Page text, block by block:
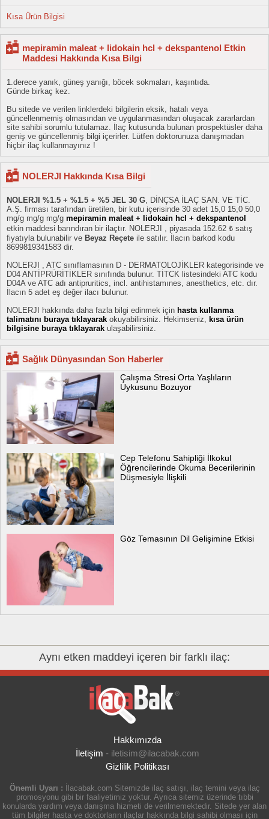
Kısa Ürün Bilgisi
mepiramin maleat + lidokain hcl + dekspantenol Etkin
Maddesi Hakkında Kısa Bilgi
1.derece yanık, güneş yanığı, böcek sokmaları, kaşıntıda.
Günde birkaç kez.
Bu sitede ve verilen linklerdeki bilgilerin eksik, hatalı veya
güncellenmemiş olmasından ve uygulanmasından oluşacak zararlardan
site sahibi sorumlu tutulamaz. İlaç kutusunda bulunan prospektüsler daha
geniş ve güncellenmiş bilgi içerirler. Lütfen doktorunuza danışmadan
hiçbir ilaç kullanmayınız !
NOLERJI Hakkında Kısa Bilgi
NOLERJI %1.5 + %1.5 + %5 JEL 30 G , DİNÇSA İLAÇ SAN. VE TİC.
A.Ş. firması tarafından üretilen, bir kutu içerisinde 30 adet 15,0 15,0 50,0
mg/g mg/g mg/g mepiramin maleat + lidokain hcl + dekspantenol
etkin maddesi barındıran bir ilaçtır. NOLERJI , piyasada 152.62 ₺ satış
fiyatıyla bulunabilir ve Beyaz Reçete ile satılır. İlacın barkod kodu
8699819341583 dir.
NOLERJI , ATC sınıflamasının D - DERMATOLOJİKLER kategorisinde ve
D04 ANTİPRÜRİTİKLER sınıfında bulunur. TİTCK listesindeki ATC kodu
D04A ve ATC adı antipruritics, incl. antihistamınes, anesthetics, etc. dır.
İlacın 5 adet eş değer ilacı bulunur.
NOLERJI hakkında daha fazla bilgi edinmek için hasta kullanma
talimatını buraya tıklayarak okuyabilirsiniz. Hekimseniz,
kısa ürün
bilgisine buraya tıklayarak ulaşabilirsiniz.
Sağlık Dünyasından Son Haberler
Çalışma Stresi Orta Yaşlıların
Uykusunu Bozuyor
Cep Telefonu Sahipliği İlkokul
Öğrencilerinde Okuma Becerilerinin
Düşmesiyle İlişkili
Göz Temasının Dil Gelişimine Etkisi
Aynı etken maddeyi içeren bir farklı ilaç:
Hakkımızda
İletişim - iletisim@ilacabak.com
Gizlilik Politikası
Önemli Uyarı :
İlacabak.com Sitemizde ilaç satışı, ilaç temini veya ilaç
promosyonu gibi bir faaliyetimiz yoktur. Ayrıca sitemiz üzerinde tıbbi
konularda yardım veya danışma hizmeti de verilmemektedir. Sitede yer alan
tüm bilgiler hasta ve doktorların ilaçlar hakkında bilgi sahibi olması için